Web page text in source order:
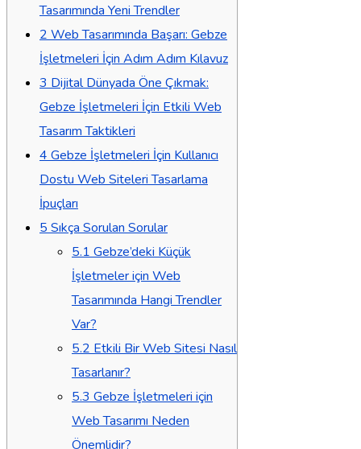
Tasarımında Yeni Trendler
2 Web Tasarımında Başarı: Gebze
İşletmeleri İçin Adım Adım Kılavuz
3 Dijital Dünyada Öne Çıkmak:
Gebze İşletmeleri İçin Etkili Web
Tasarım Taktikleri
4 Gebze İşletmeleri İçin Kullanıcı
Dostu Web Siteleri Tasarlama
İpuçları
5 Sıkça Sorulan Sorular
5.1 Gebze’deki Küçük
İşletmeler için Web
Tasarımında Hangi Trendler
Var?
5.2 Etkili Bir Web Sitesi Nasıl
Tasarlanır?
5.3 Gebze İşletmeleri için
Web Tasarımı Neden
Önemlidir?